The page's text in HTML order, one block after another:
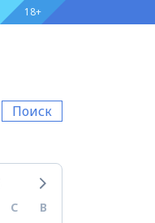
18+
Поиск
С
В